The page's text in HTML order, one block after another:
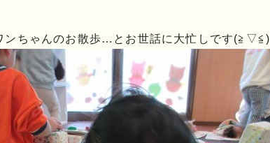
ンちゃんのお散歩…とお世話に大忙しです(≧▽≦)